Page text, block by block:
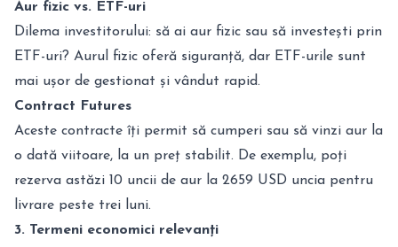
Aur fizic vs. ETF-uri
Dilema investitorului: să ai aur fizic sau să investești prin
ETF-uri? Aurul fizic oferă siguranță, dar ETF-urile sunt
mai ușor de gestionat și vândut rapid.
Contract Futures
Aceste contracte îți permit să cumperi sau să vinzi aur la
o dată viitoare, la un preț stabilit. De exemplu, poți
rezerva astăzi 10 uncii de aur la 2659 USD uncia pentru
livrare peste trei luni.
3. Termeni economici relevanți